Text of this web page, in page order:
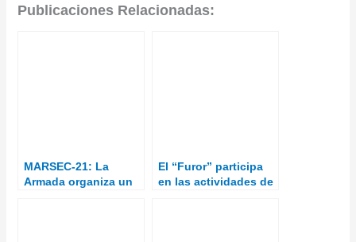
Publicaciones Relacionadas:
MARSEC-21: La
Armada organiza un
El “Furor” participa
en las actividades de